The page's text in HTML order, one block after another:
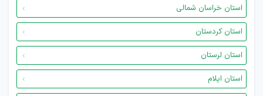
استان خراسان شمالی
استان کردستان
استان لرستان
استان ایلام